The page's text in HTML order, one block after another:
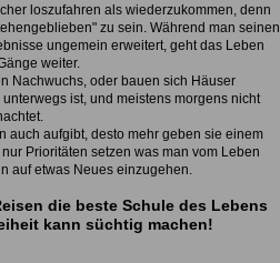
loszufahren als wiederzukommen, denn
zu sein. Während man seinen
ungemein erweitert, geht das Leben
weiter.
Nachwuchs, oder bauen sich Häuser
ist, und meistens morgens nicht
auch aufgibt, desto mehr geben sie einem
Prioritäten setzen was man vom Leben
auf etwas Neues einzugehen.
die beste Schule des Lebens
kann süchtig machen!